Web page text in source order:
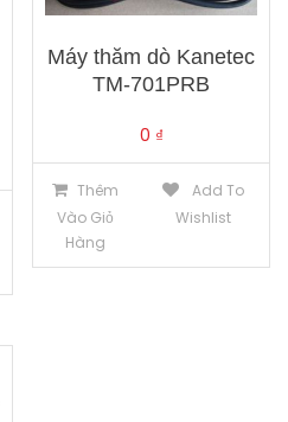
Máy thăm dò Kanetec
TM-701PRB
0 ₫
Thêm
Vào Giỏ
Hàng
Add To
Wishlist